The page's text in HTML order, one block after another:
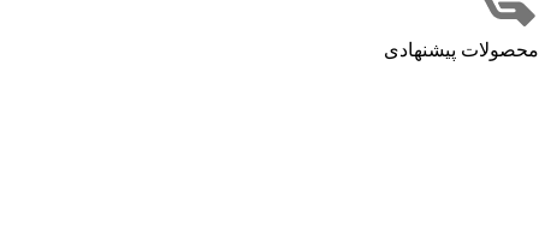
محصولات پیشنهادی